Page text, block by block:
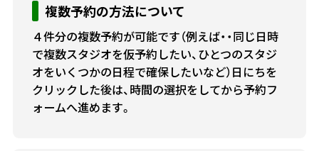
複数予約の方法について
４件分の複数予約が可能です（例えば・・同じ日時
で複数スタジオを仮予約したい、ひとつのスタジ
オをいくつかの日程で確保したいなど）日にちを
クリックした後は、時間の選択をしてから予約フ
ォームへ進めます。